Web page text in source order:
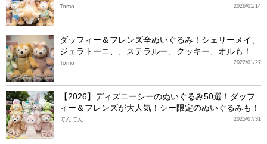
2026/01/14
Tomo
ダッフィー＆フレンズ全ぬいぐるみ！シェリーメイ、
ジェラトーニ、、ステラルー、クッキー、オルも！
2022/01/27
Tomo
【2026】ディズニーシーのぬいぐるみ50選！ダッフ
ィー＆フレンズが大人気！シー限定のぬいぐるみも！
2025/07/31
てんてん